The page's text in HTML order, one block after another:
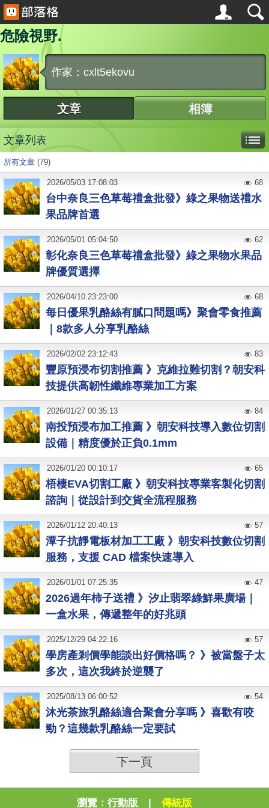
危險視野.
作家：cxlt5ekovu
文章 相簿
文章列表
所有文章 (79)
台中奈良三色草莓禮盒批發》綠之果物送禮水
果品牌首選
2026/05/03 17:08:03 68
彰化奈良三色草莓禮盒批發》綠之果物水果品
牌優質選擇
2026/05/01 05:04:50 62
每日優果乳酪絲有膩口問題嗎》聚會零食推薦
｜8款多人分享乳酪絲
2026/04/10 23:23:00 68
豐原預浸布切割推薦 》克維拉難切割？朝安科
技提供高韌性纖維專業加工方案
2026/02/02 23:12:43 83
南投預浸布加工推薦 》朝安科技導入數位切割
設備｜精度優於正負0.1mm
2026/01/27 00:35:13 84
梧棲EVA切割工廠 》朝安科技專業客製化切割
諮詢｜從設計到交貨全流程服務
2026/01/20 00:10:17 65
潭子抗靜電板材加工工廠 》朝安科技數位切割
服務，支援 CAD 檔案快速導入
2026/01/12 20:40:13 57
2026過年柿子送禮 》汐止翡翠綠鮮果廣場｜
一盒水果，傳遞整年的好兆頭
2026/01/01 07:25:35 47
學房產剎價學能談出好價格嗎？ 》被當盤子太
多次，這次我終於逆襲了
2025/12/29 04:22:16 57
沐光茶旅乳酪絲適合聚會分享嗎 》喜歡有咬
勁？這幾款乳酪絲一定要試
2025/08/13 06:00:52 54
下一頁
瀏覽： 行動版 | 傳統版